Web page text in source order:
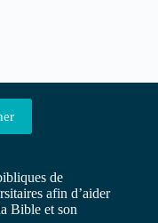
de
afin d’aider
Bible et son